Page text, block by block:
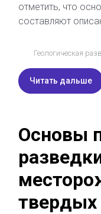
отметить, что
составляют
Геологическая
Читать дальше
Основы
твердых